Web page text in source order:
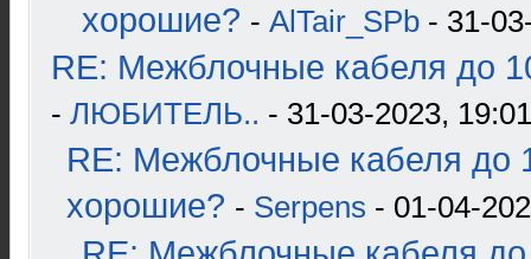
хорошие? - AlTair_SPb - 31-
RE: Межблочные кабеля до
- ЛЮБИТЕЛЬ.. - 31-03-2023, 19:01
RE: Межблочные кабеля до
хорошие? - Serpens - 01-04-